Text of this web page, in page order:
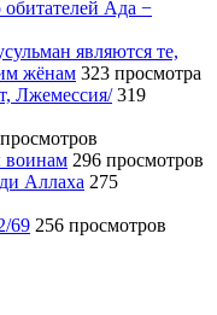
Ада −
являются те,
жёнам 323 просмотра
Лжемессия/ 319
воинам 296 просмотров
Аллаха 275
69 256 просмотров